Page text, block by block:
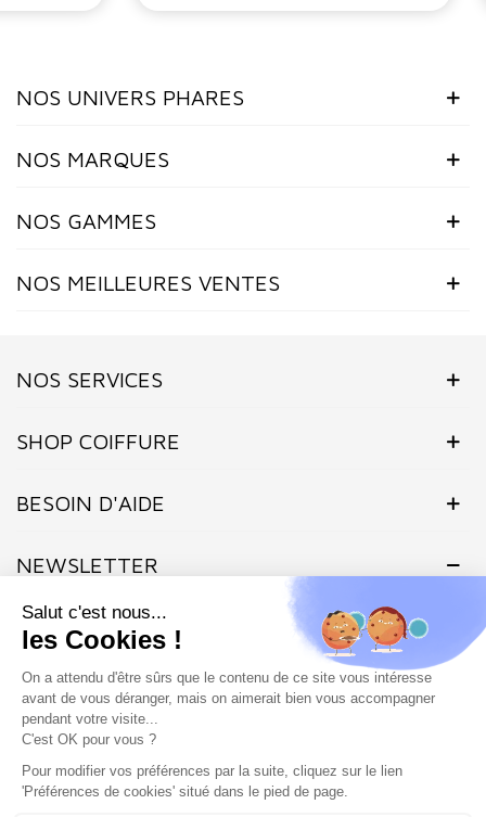
NOS UNIVERS PHARES
NOS MARQUES
NOS GAMMES
NOS MEILLEURES VENTES
NOS SERVICES
SHOP COIFFURE
BESOIN D'AIDE
NEWSLETTER
Inscrivez-vous dès maintenant à notre Newsletter et recevez en
exclusivité nos offres flashs, promotions et actualités.
Site protégé par reCAPTCHA.
Marchand approuvé par la Société des Avis Garantis, cliquez ici pour
vérifier.